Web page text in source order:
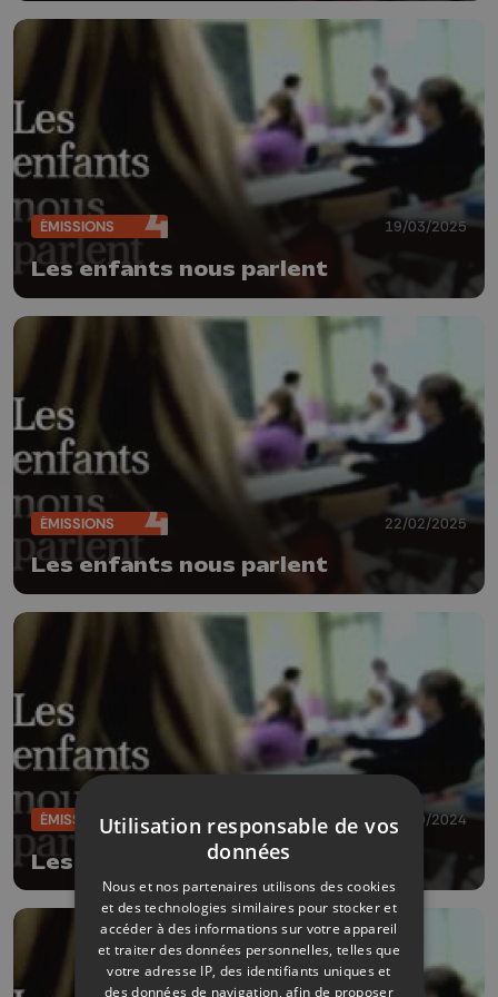
ÉMISSIONS 19/03/2025
Les enfants nous parlent
ÉMISSIONS 22/02/2025
Les enfants nous parlent
ÉMISSIONS 18/10/2024
Les enfants nous parlent
Utilisation responsable de vos
données
Nous et nos partenaires utilisons des cookies
et des technologies similaires pour stocker et
accéder à des informations sur votre appareil
et traiter des données personnelles, telles que
votre adresse IP, des identifiants uniques et
des données de navigation, afin de proposer